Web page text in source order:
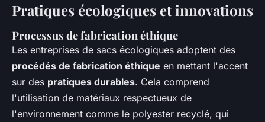
Pratiques écologiques et innovations
Processus de fabrication éthique
Les entreprises de sacs écologiques adoptent des
procédés de fabrication éthique en mettant l'accent
sur des pratiques durables. Cela comprend
l'utilisation de matériaux respectueux de
l'environnement comme le polyester recyclé, qui